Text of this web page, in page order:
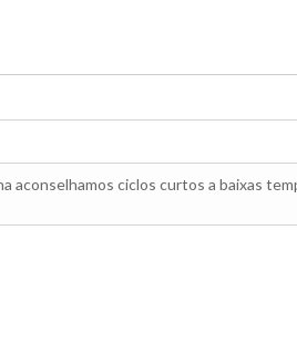
aconselhamos ciclos curtos a baixas